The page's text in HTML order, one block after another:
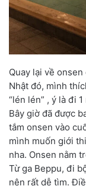
Quay lại về
Nhật đó, mình
“lén lén” , ý là đi
Bây giờ đã được
tắm onsen vào
mình muốn giới
nha. Onsen nằm
Từ ga Beppu, đi
nên rất dễ tìm.